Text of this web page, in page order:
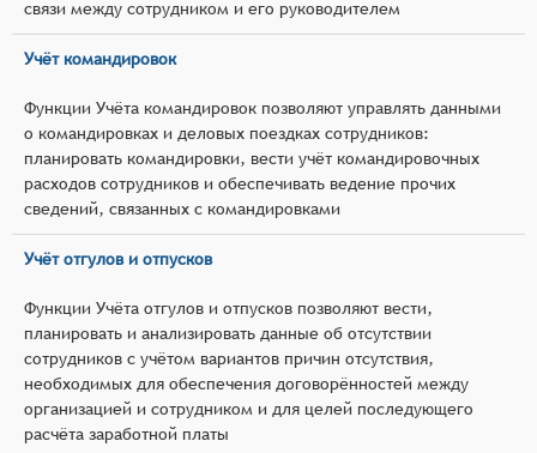
связи между сотрудником и его руководителем
Учёт командировок
Функции Учёта командировок позволяют управлять данными
о командировках и деловых поездках сотрудников:
планировать командировки, вести учёт командировочных
расходов сотрудников и обеспечивать ведение прочих
сведений, связанных с командировками
Учёт отгулов и отпусков
Функции Учёта отгулов и отпусков позволяют вести,
планировать и анализировать данные об отсутствии
сотрудников с учётом вариантов причин отсутствия,
необходимых для обеспечения договорённостей между
организацией и сотрудником и для целей последующего
расчёта заработной платы